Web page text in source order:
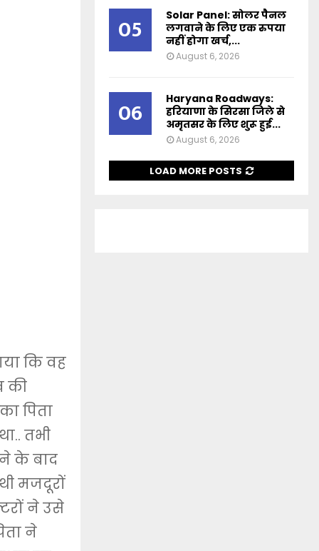
कि वह
की
पिता
तभी
के बाद
मजदूरों
ने उसे
ने
05
Solar Panel: सोलर पैनल
लगवाने के लिए एक रुपया
नहीं होगा खर्च,...
August 6, 2026
06
Haryana Roadways:
हरियाणा के सिरसा जिले से
अमृतसर के लिए शुरू हुई...
August 6, 2026
LOAD MORE POSTS